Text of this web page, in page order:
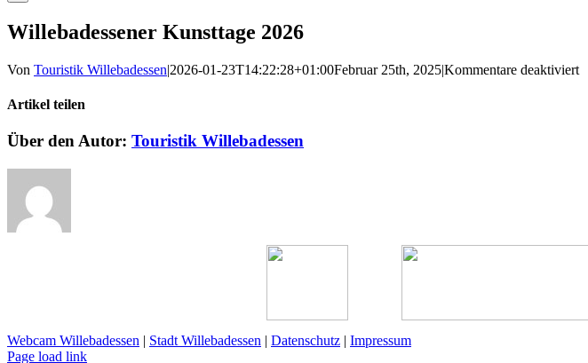
Willebadessener Kunsttage 2026
Von Touristik Willebadessen|2026-01-23T14:22:28+01:00Februar 25th, 2025|Kommentare deaktiviertfür
Artikel teilen
Facebook
X
Reddit
LinkedIn
WhatsApp
Pinterest
Vk
E-
Über den Autor: Touristik Willebadessen
Webcam Willebadessen | Stadt Willebadessen | Datenschutz | Impressum
Facebook
X
YouTube
Page load link